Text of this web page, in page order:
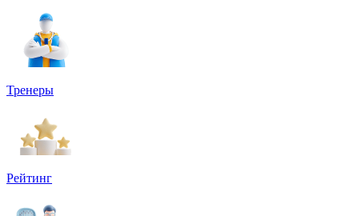
Тренеры
Рейтинг